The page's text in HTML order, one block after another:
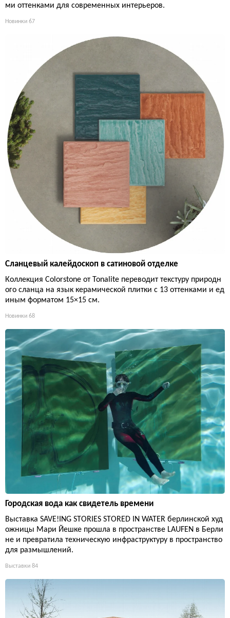
ми оттенками для современных интерьеров.
Новинки 67
Сланцевый калейдоскоп в сатиновой отделке
Коллекция Colorstone от Tonalite переводит текстуру природн
ого сланца на язык керамической плитки с 13 оттенками и ед
иным форматом 15×15 см.
Новинки 68
Городская вода как свидетель времени
Выставка SAVE!ING STORIES STORED IN WATER берлинской худ
ожницы Мари Йешке прошла в пространстве LAUFEN в Берли
не и превратила техническую инфраструктуру в пространство
для размышлений.
Выставки 84